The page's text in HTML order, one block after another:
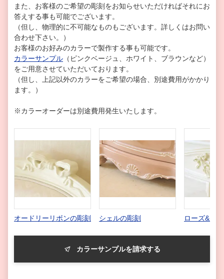
また、お客様のご希望の彫刻をお知らせいただければそれにお
答えする事も可能でございます。
（但し、物理的に不可能なものもございます。詳しくはお問い
合わせ下さい。）
お客様のお好みのカラーで製作する事も可能です。
カラーサンプル （ピンクベージュ、ホワイト、ブラウンなど）
をご用意させていただいております。
（但し、上記以外のカラーをご希望の場合、別途費用がかかり
ます。）
※カラーオーダーは別途費用発生いたします。
オードリーリボンの彫刻 シェルの彫刻 ローズ&リ
カラーサンプルを請求する